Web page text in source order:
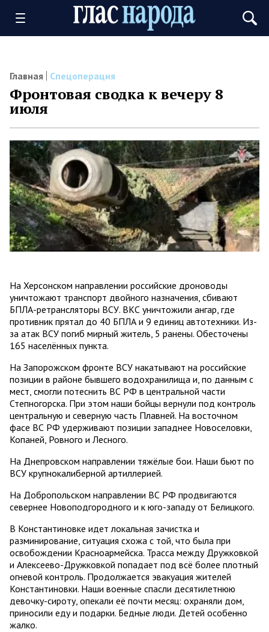
Главная Спецоперация
Фронтовая сводка к вечеру 8
июля
На Херсонском направлении российские дроноводы
уничтожают транспорт двойного назначения, сбивают
БПЛА-ретрансляторы ВСУ. ВКС уничтожили ангар, где
противник прятал до 40 БПЛА и 9 единиц автотехники. Из-
за атак ВСУ погиб мирный житель, 5 ранены. Обесточены
165 населённых пункта.
На Запорожском фронте ВСУ накатывают на российские
позиции в районе бывшего водохранилища и, по данным с
мест, смогли потеснить ВС РФ в центральной части
Степногорска. При этом наши бойцы вернули под контроль
центральную и северную часть Плавней. На восточном
фасе ВС РФ удерживают позиции западнее Новоселовки,
Копаней, Ровного и Лесного.
На Днепровском направлении тяжёлые бои. Наши бьют по
ВСУ крупнокалиберной артиллерией.
На Добропольском направлении ВС РФ продвигаются
севернее Новоподгородного и к юго-западу от Белицкого.
В Константиновке идет локальная зачистка и
разминирование, ситуация схожа с той, что была при
освобождении Красноармейска. Трасса между Дружковкой
и Алексеево-Дружковкой попадает под всё более плотный
огневой контроль. Продолжается эвакуация жителей
Константиновки. Наши военные спасли десятилетнюю
девочку-сироту, опекали её почти месяц: охраняли дом,
приносили еду и подарки. Бедные люди. Детей особенно
жалко.